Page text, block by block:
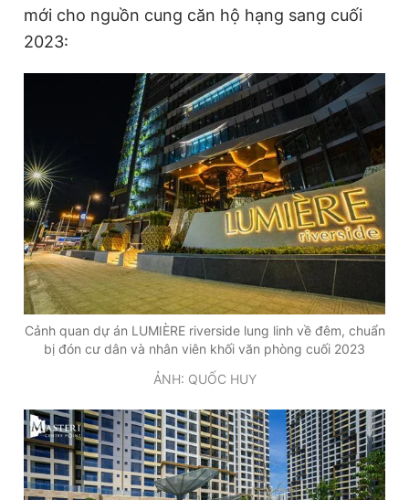
mới cho nguồn cung căn hộ hạng sang cuối
2023:
Cảnh quan dự án LUMIÈRE riverside lung linh về đêm, chuẩn
bị đón cư dân và nhân viên khối văn phòng cuối 2023
ẢNH: QUỐC HUY